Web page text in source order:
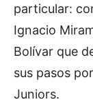
particular:
Ignacio
Bolívar que
sus pasos
Juniors.